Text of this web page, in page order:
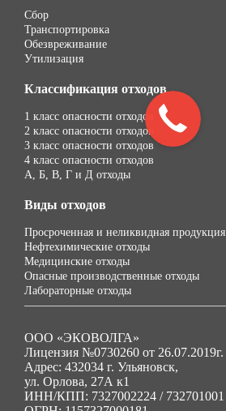
Сбор
Транспортировка
Обезвреживание
Утилизация
Классификация отходов
1 класс опасности отходов
2 класс опасности отходов
3 класс опасности отходов
4 класс опасности отходов
А, Б, В, Г и Д отходы
Виды отходов
Просроченная и неликвидная продукция
Нефтехимические отходы
Медицинские отходы
Опасные производственные отходы
Лабораторные отходы
ООО «ЭКОВОЛГА»
Лицензия №0730260 от 26.07.2019г.
Адрес: 432034 г. Ульяновск,
ул. Орлова, 27А к1
ИНН/КПП: 7327002224 / 732701001